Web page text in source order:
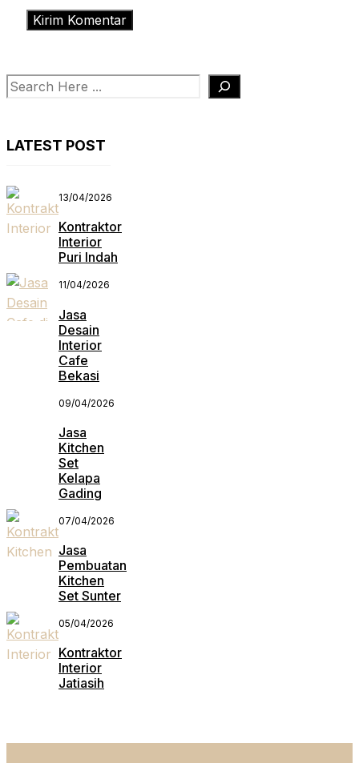
Search
LATEST POST
13/04/2026
Kontraktor
Interior
Puri Indah
11/04/2026
Jasa
Desain
Interior
Cafe
Bekasi
09/04/2026
Jasa
Kitchen
Set
Kelapa
Gading
07/04/2026
Jasa
Pembuatan
Kitchen
Set Sunter
05/04/2026
Kontraktor
Interior
Jatiasih